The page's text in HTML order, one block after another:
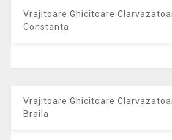
Vrajitoare Ghicitoare
Constanta
Vrajitoare Ghicitoare
Braila